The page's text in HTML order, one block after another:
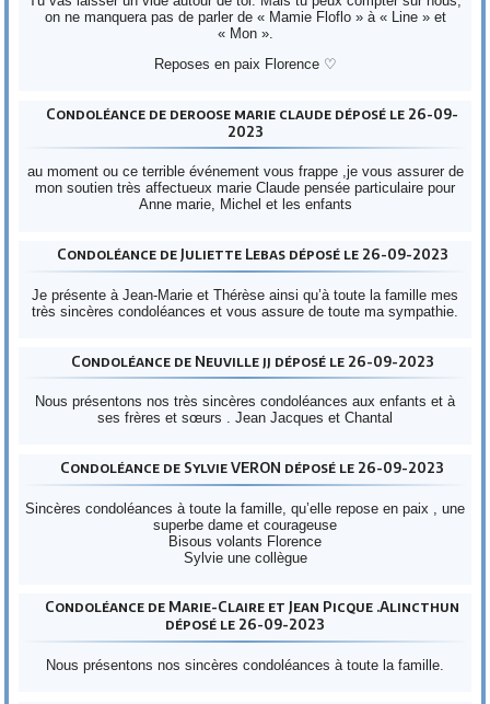
on ne manquera pas de parler de « Mamie Floflo » à « Line » et
« Mon ».
Reposes en paix Florence ♡
Condoléance de deroose marie claude déposé le 26-09-
2023
au moment ou ce terrible événement vous frappe ,je vous assurer de
mon soutien très affectueux marie Claude pensée particulaire pour
Anne marie, Michel et les enfants
Condoléance de Juliette Lebas déposé le 26-09-2023
Je présente à Jean-Marie et Thérèse ainsi qu’à toute la famille mes
très sincères condoléances et vous assure de toute ma sympathie.
Condoléance de Neuville jj déposé le 26-09-2023
Nous présentons nos très sincères condoléances aux enfants et à
ses frères et sœurs . Jean Jacques et Chantal
Condoléance de Sylvie VERON déposé le 26-09-2023
Sincères condoléances à toute la famille, qu’elle repose en paix , une
superbe dame et courageuse
Bisous volants Florence
Sylvie une collègue
Condoléance de Marie-Claire et Jean Picque .Alincthun
déposé le 26-09-2023
Nous présentons nos sincères condoléances à toute la famille.